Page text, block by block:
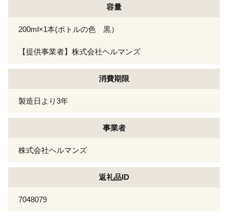
容量
200ml×1本(ボトルの色 黒）
【提供事業者】株式会社ヘルマンズ
消費期限
製造日より3年
事業者
株式会社ヘルマンズ
返礼品ID
7048079